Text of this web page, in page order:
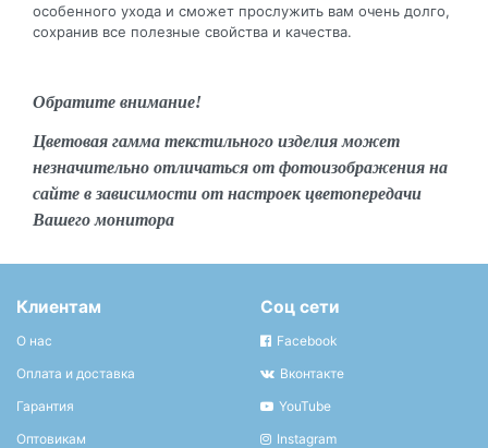
особенного ухода и сможет прослужить вам очень долго,
сохранив все полезные свойства и качества.
Обратите внимание!
Цветовая гамма текстильного изделия может
незначительно отличаться от фотоизображения на
сайте в зависимости от настроек цветопередачи
Вашего монитора
Клиентам
О нас
Оплата и доставка
Гарантия
Оптовикам
Соц сети
Facebook
Вконтакте
YouTube
Instagram